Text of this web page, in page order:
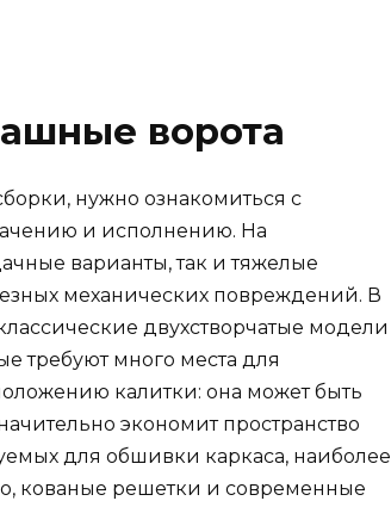
ворота
нужно ознакомиться с
и исполнению. На
варианты, так и тяжелые
механических повреждений. В
двухстворчатые модели
требуют много места для
калитки: она может быть
экономит пространство
для обшивки каркаса, наиболее
кованые решетки и современные